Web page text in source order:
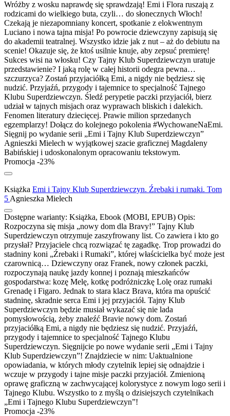
Wróżby z wosku naprawdę się sprawdzają! Emi i Flora ruszają z
rodzicami do wielkiego buta, czyli… do słonecznych Włoch!
Czekają je niezapomniany koncert, spotkanie z elokwentnym
Luciano i nowa tajna misja! Po powrocie dziewczyny zapisują się
do akademii teatralnej. Wszystko idzie jak z nut – aż do debiutu na
scenie! Okazuje się, że ktoś usilnie knuje, aby zepsuć premierę!
Sukces wisi na włosku! Czy Tajny Klub Superdziewczyn uratuje
przedstawienie? I jaką rolę w całej historii odegra pewna…
szczurzyca? Zostań przyjaciółką Emi, a nigdy nie będziesz się
nudzić. Przyjaźń, przygody i tajemnice to specjalność Tajnego
Klubu Superdziewczyn. Śledź perypetie paczki przyjaciół, bierz
udział w tajnych misjach oraz wyprawach bliskich i dalekich.
Fenomen literatury dziecięcej. Prawie milion sprzedanych
egzemplarzy! Dołącz do kolejnego pokolenia #WychowaneNaEmi.
Sięgnij po wydanie serii „Emi i Tajny Klub Superdziewczyn”
Agnieszki Mielech w wyjątkowej szacie graficznej Magdaleny
Babińskiej i udoskonalonym opracowaniu tekstowym.
Promocja -23%
Książka Emi i Tajny Klub Superdziewczyn. Źrebaki i rumaki. Tom
5 Agnieszka Mielech
Dostępne warianty: Książka, Ebook (MOBI, EPUB) Opis:
Rozpoczyna się misja „nowy dom dla Bravy!” Tajny Klub
Superdziewczyn otrzymuje zaszyfrowany list. Co zawiera i kto go
przysłał? Przyjaciele chcą rozwiązać tę zagadkę. Trop prowadzi do
stadniny koni „Źrebaki i Rumaki”, której właścicielka być może jest
czarownicą… Dziewczyny oraz Franek, nowy członek paczki,
rozpoczynają naukę jazdy konnej i poznają mieszkańców
gospodarstwa: kozę Melę, kotkę podróżniczkę Lolę oraz rumaki
Grenadę i Figaro. Jednak to stara klacz Brava, która ma opuścić
stadninę, skradnie serca Emi i jej przyjaciół. Tajny Klub
Superdziewczyn będzie musiał wykazać się nie lada
pomysłowością, żeby znaleźć Bravie nowy dom. Zostań
przyjaciółką Emi, a nigdy nie będziesz się nudzić. Przyjaźń,
przygody i tajemnice to specjalność Tajnego Klubu
Superdziewczyn. Sięgnijcie po nowe wydanie serii „Emi i Tajny
Klub Superdziewczyn”! Znajdziecie w nim: Uaktualnione
opowiadania, w których młody czytelnik lepiej się odnajdzie i
wczuje w przygody i tajne misje paczki przyjaciół. Zmienioną
oprawę graficzną w zachwycającej kolorystyce z nowym logo serii i
Tajnego Klubu. Wszystko to z myślą o dzisiejszych czytelnikach
„Emi i Tajnego Klubu Superdziewczyn”!
Promocja -23%